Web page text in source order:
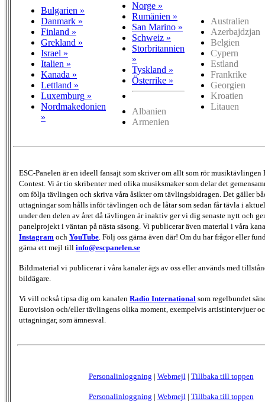
Bulgarien »
Danmark »
Finland »
Grekland »
Israel »
Italien »
Kanada »
Lettland »
Luxemburg »
Nordmakedonien
»
Norge »
Rumänien »
San Marino »
Schweiz »
Storbritannien
»
Tyskland »
Österrike »
Albanien
Armenien
Australien
Azerbajdzjan
Belgien
Cypern
Estland
Frankrike
Georgien
Kroatien
Litauen
ESC-Panelen är en ideell fansajt som skriver om allt som rör musiktävlingen
Contest. Vi är tio skribenter med olika musiksmaker som delar det
om följa tävlingen och skriva våra åsikter om tävlingsbidragen. Det gäller
uttagningar som hålls inför tävlingen och de låtar som sedan får tävla i
under den delen av året då tävlingen är inaktiv ger vi dig senaste nytt och
panelprojekt i väntan på nästa säsong. Vi publicerar även material i våra
Instagram och YouTube. Följ oss gärna även där! Om du har frågor eller
gärna ett mejl till info@escpanelen.se
Bildmaterial vi publicerar i våra kanaler ägs av oss eller används med
bildägare.
Vi vill också tipsa dig om kanalen Radio International som regelbundet
Eurovision och/eller tävlingens olika moment, exempelvis artistintervjuer
uttagningar, som ämnesval.
Personalinloggning | Webmejl| Tillbaka till toppen
Personalinloggning | Webmejl| Tillbaka till toppen